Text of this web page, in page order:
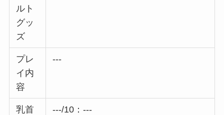
ルト
グッ
ズ
プレ
イ内
容
---
乳首 ---/10：---